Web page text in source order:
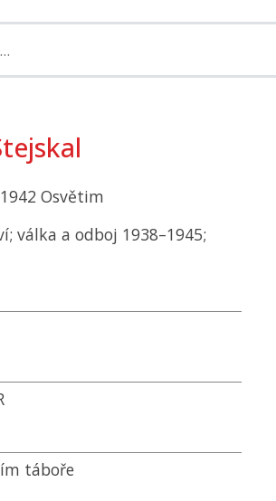
Osvětim
válka a odboj 1938–1945;
táboře